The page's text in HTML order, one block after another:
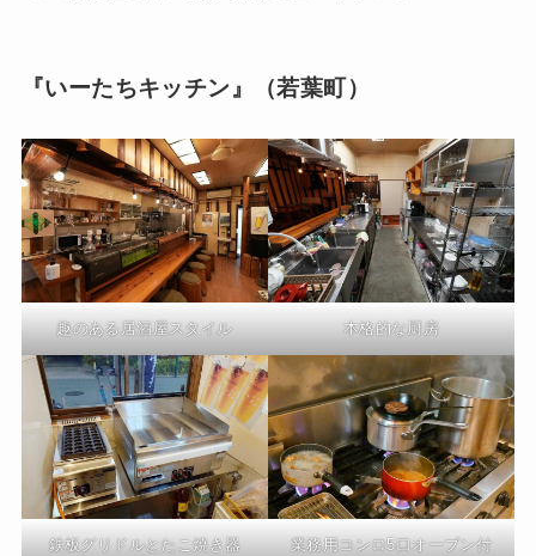
『いーたちキッチン』 （若葉町）
趣のある居酒屋スタイル 本格的な厨房
鉄板グリドルとたこ焼き器 業務用コンロ5口オーブン付